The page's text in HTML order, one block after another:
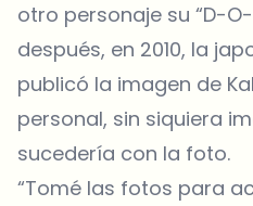
otro personaje su “D-
después, en 2010, la
publicó la imagen de
personal, sin siquiera
sucedería con la foto.
“Tomé las fotos para